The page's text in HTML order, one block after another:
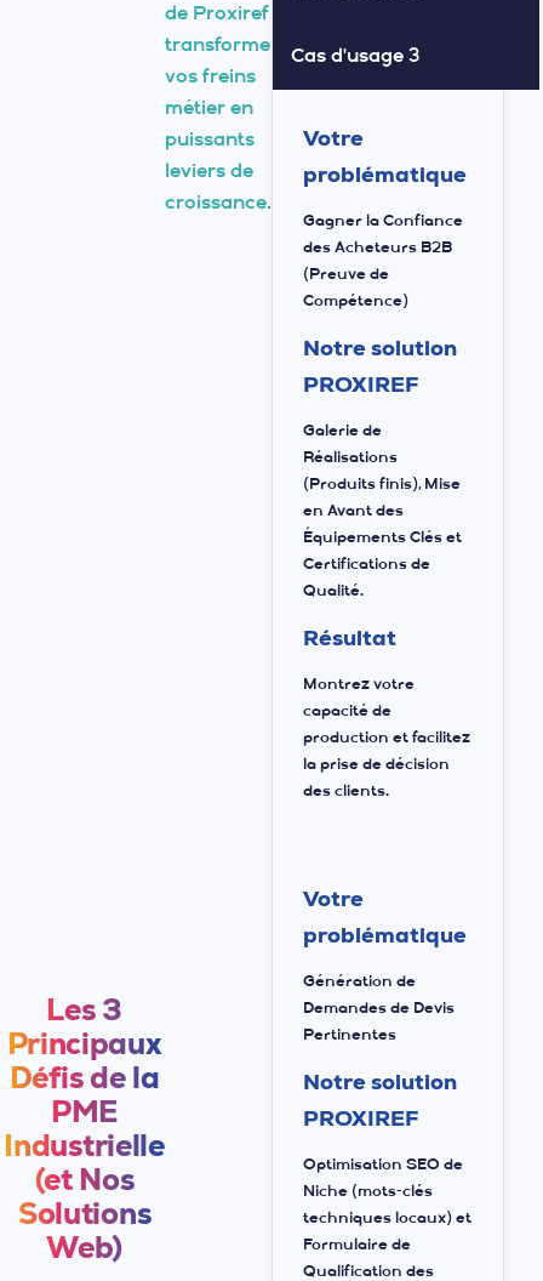
Les 3
Principaux
Défis de la
PME
Industrielle
(et Nos
Solutions
Web)
de Proxiref
transforme
vos freins
métier en
puissants
leviers de
croissance.
Cas d'usage 3
Votre
problématique
Gagner la Confiance
des Acheteurs B2B
(Preuve de
Compétence)
Notre solution
PROXIREF
Galerie de
Réalisations
(Produits finis), Mise
en Avant des
Équipements Clés et
Certifications de
Qualité.
Résultat
Montrez votre
capacité de
production et facilitez
la prise de décision
des clients.
Votre
problématique
Génération de
Demandes de Devis
Pertinentes
Notre solution
PROXIREF
Optimisation SEO de
Niche (mots-clés
techniques locaux) et
Formulaire de
Qualification des